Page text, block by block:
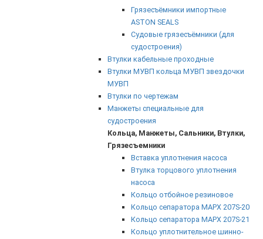
Грязесъёмники импортные
ASTON SEALS
Судовые грязесъёмники (для
судостроения)
Втулки кабельные проходные
Втулки МУВП кольца МУВП звездочки
МУВП
Втулки по чертежам
Манжеты специальные для
судостроения
Кольца, Манжеты, Сальники, Втулки,
Грязесъемники
Вставка уплотнения насоса
Втулка торцового уплотнения
насоса
Кольцо отбойное резиновое
Кольцо сепаратора МАРХ 207S-20
Кольцо сепаратора МАРХ 207S-21
Кольцо уплотнительное шинно-